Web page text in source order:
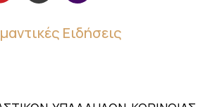
Ειδήσεις